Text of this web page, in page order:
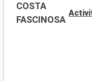
paradisiaque de
mangroves et vous
marine qui fait de l'île,
COSTA
FASCINOSA